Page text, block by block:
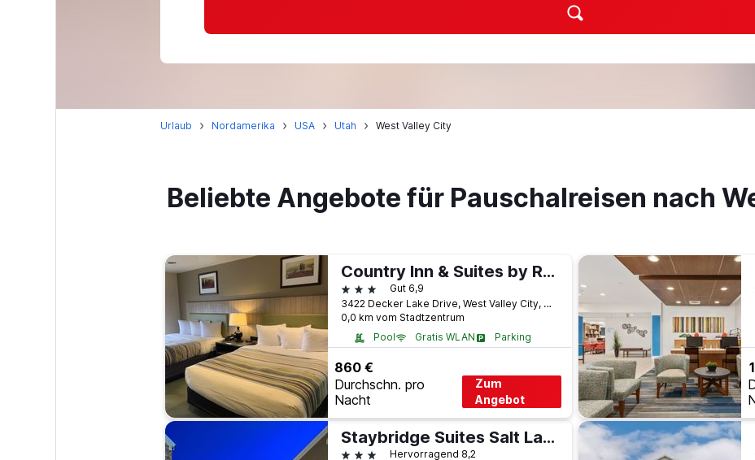
Urlaub Nordamerika USA Utah West Valley City
Beliebte Angebote für Pauschalreisen nach
Country Inn & Suites by Radisson West Valley City
3 SterneGut 6,9
3422 Decker Lake Drive, West Valley City, UT, USA
0,0 km vom Stadtzentrum
Pool
Gratis WLAN Parking
860 €
Durchschn. pro
Nacht
Zum
Angebot
Staybridge Suites Salt Lake-West Valley City By IHG
3 SterneHervorragend 8,2